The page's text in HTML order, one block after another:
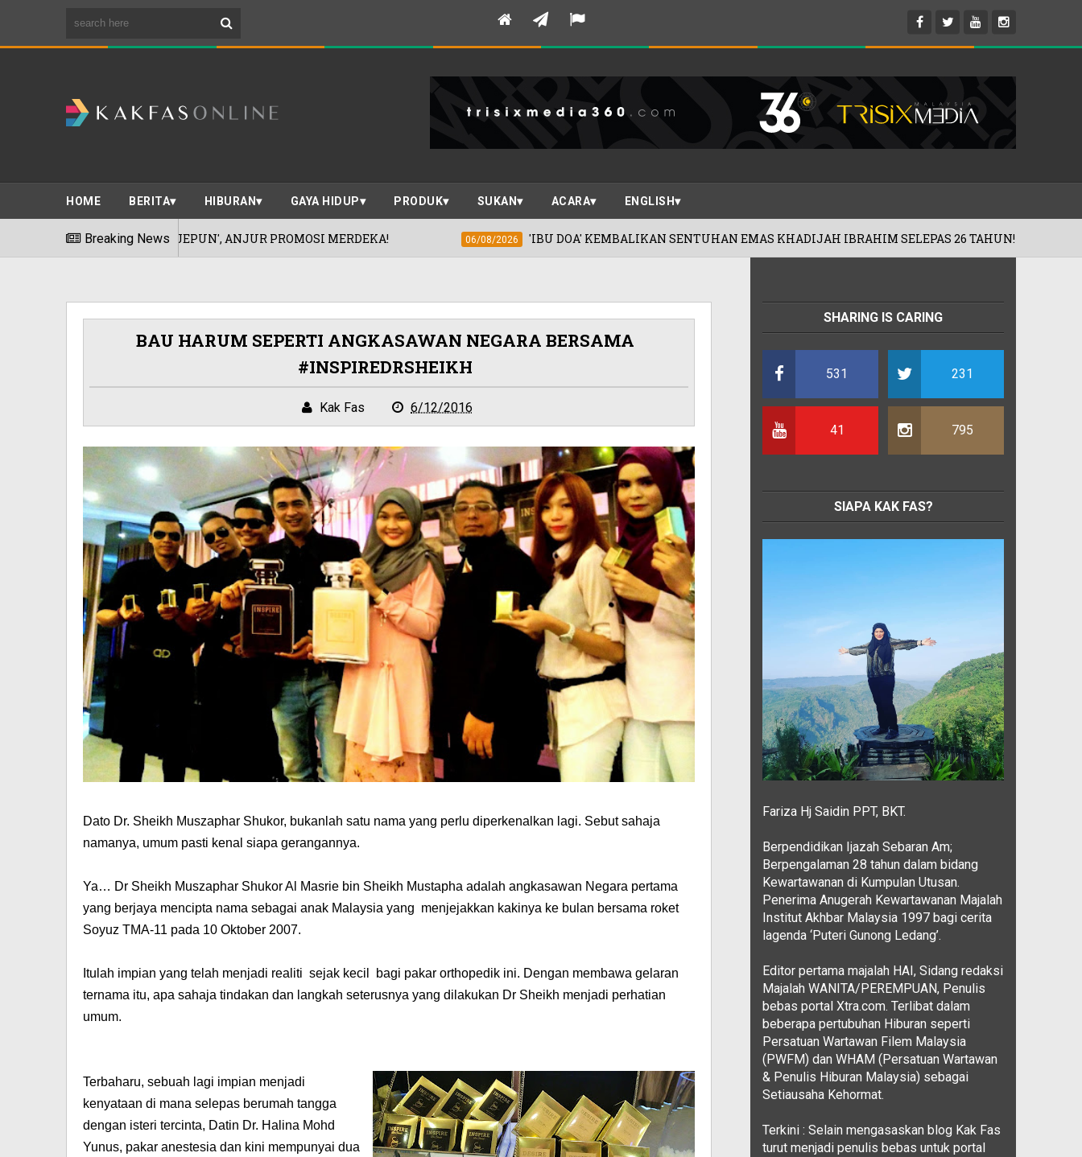
HOME BERITA HIBURAN GAYA HIDUP PRODUK SUKAN ACARA ENGLISH
Breaking News
JEPUN', ANJUR PROMOSI MERDEKA! 06/08/2026 'IBU DOA' KEMBALIKAN SENTUHAN EMAS KHADIJAH IBRAHIM SELEPAS 26 TAHUN! 01/08/2026
BAU HARUM SEPERTI ANGKASAWAN NEGARA BERSAMA
#INSPIREDRSHEIKH
Kak Fas 6/12/2016
Dato Dr. Sheikh Muszaphar Shukor, bukanlah satu nama yang perlu diperkenalkan lagi. Sebut sahaja
namanya, umum pasti kenal siapa gerangannya.
Ya… Dr Sheikh Muszaphar Shukor Al Masrie bin Sheikh Mustapha adalah angkasawan Negara pertama
yang berjaya mencipta nama sebagai anak Malaysia yang menjejakkan kakinya ke bulan bersama roket
Soyuz TMA-11 pada 10 Oktober 2007.
Itulah impian yang telah menjadi realiti sejak kecil bagi pakar orthopedik ini. Dengan membawa gelaran
ternama itu, apa sahaja tindakan dan langkah seterusnya yang dilakukan Dr Sheikh menjadi perhatian
umum.
Terbaharu, sebuah lagi impian menjadi
kenyataan di mana selepas berumah tangga
dengan isteri tercinta, Datin Dr. Halina Mohd
Yunus, pakar anestesia dan kini mempunyai dua
SHARING IS CARING
531 231
41 795
SIAPA KAK FAS?
Fariza Hj Saidin PPT, BKT.
Berpendidikan Ijazah Sebaran Am;
Berpengalaman 28 tahun dalam bidang
Kewartawanan di Kumpulan Utusan.
Penerima Anugerah Kewartawanan Majalah
Institut Akhbar Malaysia 1997 bagi cerita
lagenda ‘Puteri Gunong Ledang’.
Editor pertama majalah HAI, Sidang redaksi
Majalah WANITA/PEREMPUAN, Penulis
bebas portal Xtra.com. Terlibat dalam
beberapa pertubuhan Hiburan seperti
Persatuan Wartawan Filem Malaysia
(PWFM) dan WHAM (Persatuan Wartawan
& Penulis Hiburan Malaysia) sebagai
Setiausaha Kehormat.
Terkini : Selain mengasaskan blog Kak Fas
turut menjadi penulis bebas untuk portal